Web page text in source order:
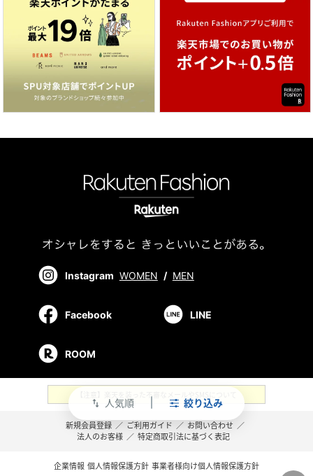
swap_vert 人気順 絞り込み
Instagram WOMEN / MEN
Facebook LINE
ROOM
【注意】楽天を装った不審なメールやSMSについて
新規会員登録 ／ ご利用ガイド ／ お問い合わせ ／
法人のお客様 ／ 特定商取引法に基づく表記
企業情報 個人情報保護方針 事業者様向け個人情報保護方針